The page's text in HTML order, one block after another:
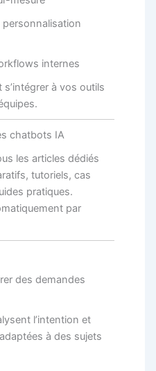
personnalisation
internes
à vos outils
chatbots IA
les articles dédiés
tutoriels, cas
pratiques.
par
des demandes
l’intention et
à des sujets